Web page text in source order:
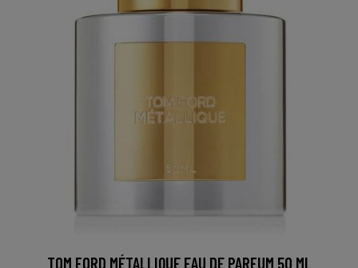
TOM FORD MÉTALLIQUE EAU DE PARFUM 50 ML